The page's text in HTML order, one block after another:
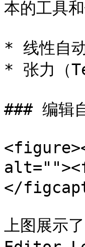
本的工具
* 线性自
* 张力（
### 编辑
</
上图展示